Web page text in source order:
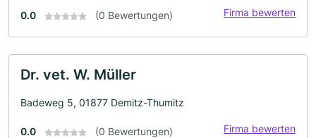
0.0 (0 Bewertungen) Firma bewerten
Dr. vet. W. Müller
Badeweg 5, 01877 Demitz-Thumitz
0.0 (0 Bewertungen) Firma bewerten